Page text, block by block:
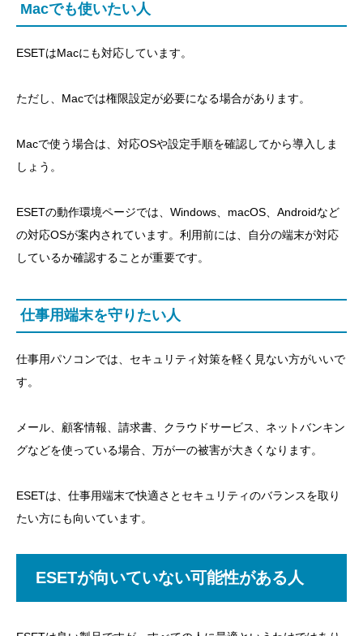
Macでも使いたい人
ESETはMacにも対応しています。
ただし、Macでは権限設定が必要になる場合があります。
Macで使う場合は、対応OSや設定手順を確認してから導入しま
しょう。
ESETの動作環境ページでは、Windows、macOS、Androidなど
の対応OSが案内されています。利用前には、自分の端末が対応
しているか確認することが重要です。
仕事用端末を守りたい人
仕事用パソコンでは、セキュリティ対策を軽く見ない方がいいで
す。
メール、顧客情報、請求書、クラウドサービス、ネットバンキン
グなどを使っている場合、万が一の被害が大きくなります。
ESETは、仕事用端末で快適さとセキュリティのバランスを取り
たい方にも向いています。
ESETが向いていない可能性がある人